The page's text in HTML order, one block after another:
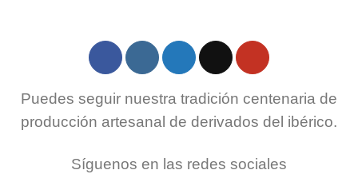
Puedes seguir nuestra tradición centenaria de
producción artesanal de derivados del ibérico.
Síguenos en las redes sociales